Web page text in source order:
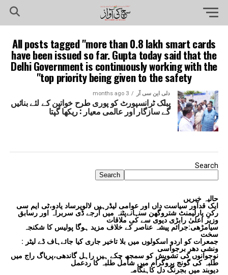
All posts tagged "more than 0.8 lakh smart cards
have been issued so far. Gupta today said that the
Delhi Government is continuously working with the
top priority being given to the safety"
دلی این سی آر 3 months ago
پبلک ٹرانسپورٹ کو پوری طرح خواتین کے لئے بنائیں
گے سازگار اور عالمی معیار : ریکھا گپتا
Search
Search
حالیہ خبریں
ایک قدآور سیاست داں اور عوامی لیڈرہیں لالوپرساد یادو،ٹی ایم سی
رکنِ پارلیمنٹ شتروگھن سنہانےپٹنہ میں آرجے ڈی سربراہ اور رسابق
وزیر اعلیٰ رابڑی دیوی سے کی ملاقات
سیامڑھی:جرائم پیشہ عناصر کے خلاف مزید ہوگا پولیس کا شکنجہ
سخت
جمعرات کو اردو اسکولوں میں بلا تاخیر جاری کیا جائےہاف ڈے لیٹر :
ونشی دھر برجواسی
نوجوانوں کی تشویش کو سمجھ چکے ہیں راہل گاندھی،پریاگ راج میں
طلبہ کی گونج پروگرام میں شامل طلبہ کا ردعمل
دیوبند میں بجرنگ دل کاہنگامہ